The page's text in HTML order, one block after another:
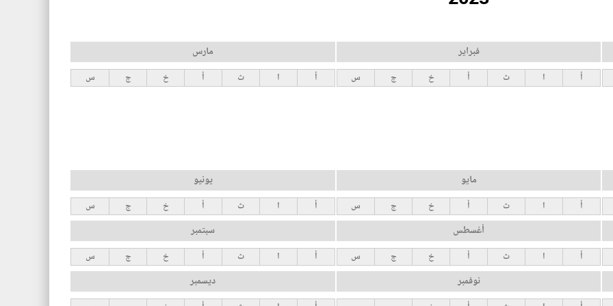
فبراير
أ ا ث أ خ ج س
مارس
أ ا ث أ خ ج س
مايو
أ ا ث أ خ ج س
يونيو
أ ا ث أ خ ج س
أغسطس
أ ا ث أ خ ج س
سبتمبر
أ ا ث أ خ ج س
نوفمبر ديسمبر